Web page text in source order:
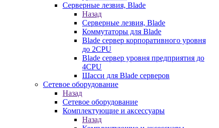
Серверные лезвия, Blade
Назад
Серверные лезвия, Blade
Коммутаторы для Blade
Blade сервер корпоративного уровня
до 2CPU
Blade сервер уровня предприятия до
4CPU
Шасси для Blade серверов
Сетевое оборудование
Назад
Сетевое оборудование
Комплектующие и аксессуары
Назад